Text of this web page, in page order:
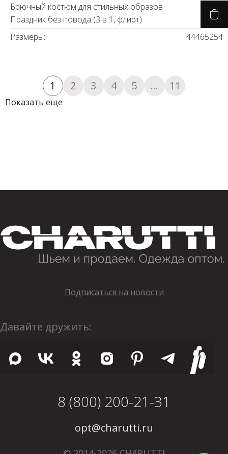
Брючный костюм для стильных образов
Праздник без повода (3 в 1, флирт)
Размеры:
44465254
1 2 3 4 5 ... 11
Показать еще
Подписаться на новости
Давайте дружить:
8 (800) 200-21-31
opt@charutti.ru